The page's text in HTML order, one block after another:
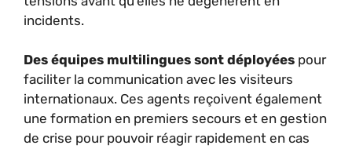
incidents.
Des équipes multilingues sont déployées pour
faciliter la communication avec les visiteurs
internationaux. Ces agents reçoivent également
une formation en premiers secours et en gestion
de crise pour pouvoir réagir rapidement en cas